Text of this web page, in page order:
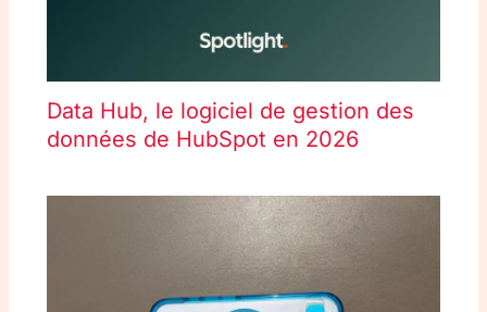
Data Hub, le logiciel de gestion des
données de HubSpot en 2026